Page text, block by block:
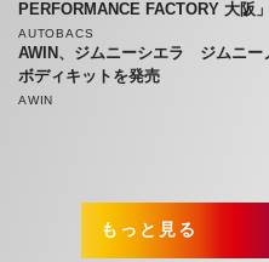
PERFORMANCE FACTORY 大阪
AUTOBACS
AWIN、ジムニーシエラ ジムニ
ボディキットを発売
AWIN
もっと見る